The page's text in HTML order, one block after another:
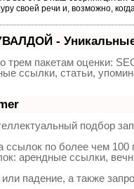
своей речи и, возможно,
- Уникальные
трем пакетам оценки:
ссылки, статьи,
подбор
ссылок по более чем 100
арендные ссылки,
падение, а также